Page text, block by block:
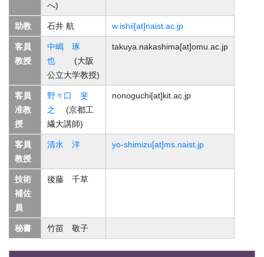
へ)
助教 石井 航 w.ishii[at]naist.ac.jp
客員
教授
中嶋 琢
也 (大阪
公立大学教授)
takuya.nakashima[at]omu.ac.jp
客員
准教
授
野々口 斐
之
(京都工
繊大講師)
nonoguchi[at]kit.ac.jp
客員
教授
清水 洋 yo-shimizu[at]ms.naist.jp
技術
補佐
員
後藤 千草
秘書 竹苗 敬子